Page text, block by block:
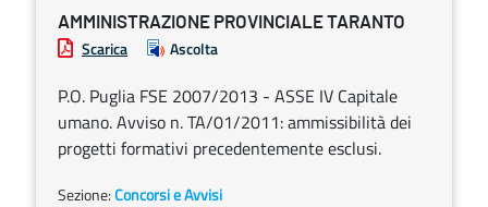
AMMINISTRAZIONE PROVINCIALE TARANTO
Scarica Ascolta
P.O. Puglia FSE 2007/2013 - ASSE IV Capitale
umano. Avviso n. TA/01/2011: ammissibilità dei
progetti formativi precedentemente esclusi.
Sezione:Concorsi e Avvisi